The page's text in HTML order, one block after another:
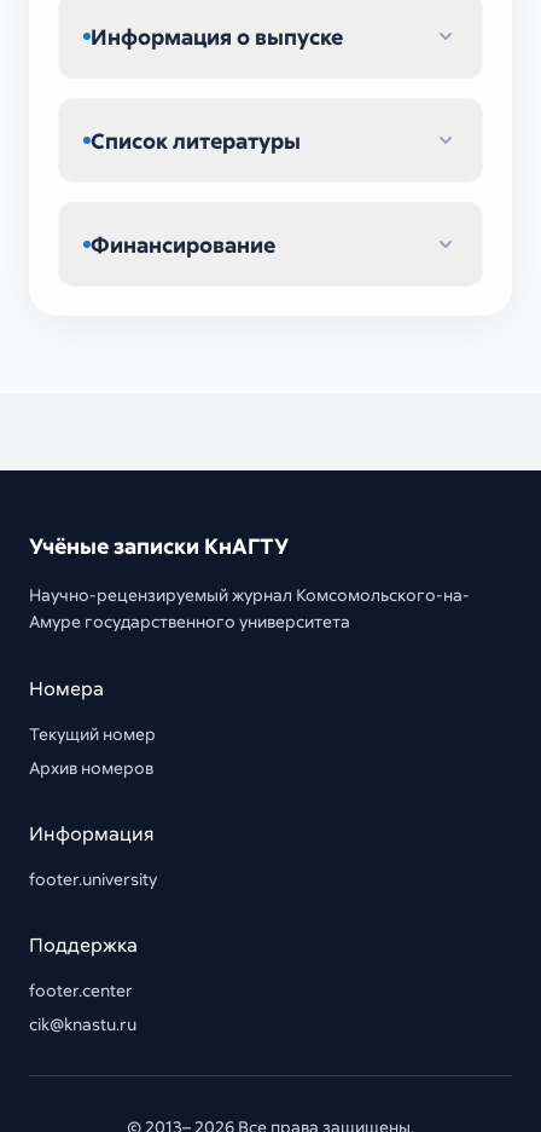
Информация о выпуске
Список литературы
Финансирование
Учёные записки КнАГТУ
Научно-рецензируемый журнал Комсомольского-на-
Амуре государственного университета
Номера
Текущий номер
Архив номеров
Информация
footer.university
Поддержка
footer.center
cik@knastu.ru
© 2013– 2026 Все права защищены.